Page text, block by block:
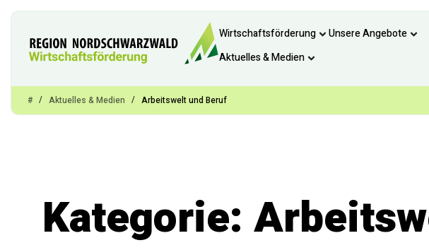
Wirtschaftsförderung
Unsere Angebote
Aktuelles & Medien
# / Aktuelles & Medien / Arbeitswelt und Beruf
Kategorie: